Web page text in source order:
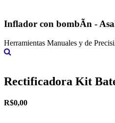
Inflador con bombÃ­n -
Herramientas Manuales y de
Rectificadora Kit
R$0,00